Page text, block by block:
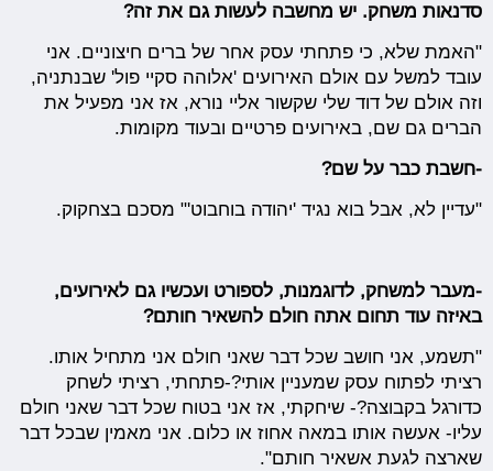
סדנאות משחק. יש מחשבה לעשות גם את זה?
"האמת שלא, כי פתחתי עסק אחר של ברים חיצוניים. אני
עובד למשל עם אולם האירועים 'אלוהה סקיי פול' שבנתניה,
וזה אולם של דוד שלי שקשור אליי נורא, אז אני מפעיל את
הברים גם שם, באירועים פרטיים ובעוד מקומות.
-חשבת כבר על שם?
"עדיין לא, אבל בוא נגיד 'יהודה בוחבוט'" מסכם בצחקוק.
-מעבר למשחק, לדוגמנות, לספורט ועכשיו גם לאירועים,
באיזה עוד תחום אתה חולם להשאיר חותם?
"תשמע, אני חושב שכל דבר שאני חולם אני מתחיל אותו.
רציתי לפתוח עסק שמעניין אותי?-פתחתי, רציתי לשחק
כדורגל בקבוצה?- שיחקתי, אז אני בטוח שכל דבר שאני חולם
עליו- אעשה אותו במאה אחוז או כלום. אני מאמין שבכל דבר
שארצה לגעת אשאיר חותם".